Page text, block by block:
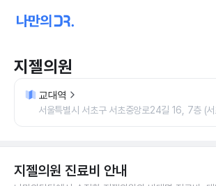
지젤의원
교대역
서울특별시 서초구 서초중앙로24길 16, 7층 (서
지젤의원 진료비 안내